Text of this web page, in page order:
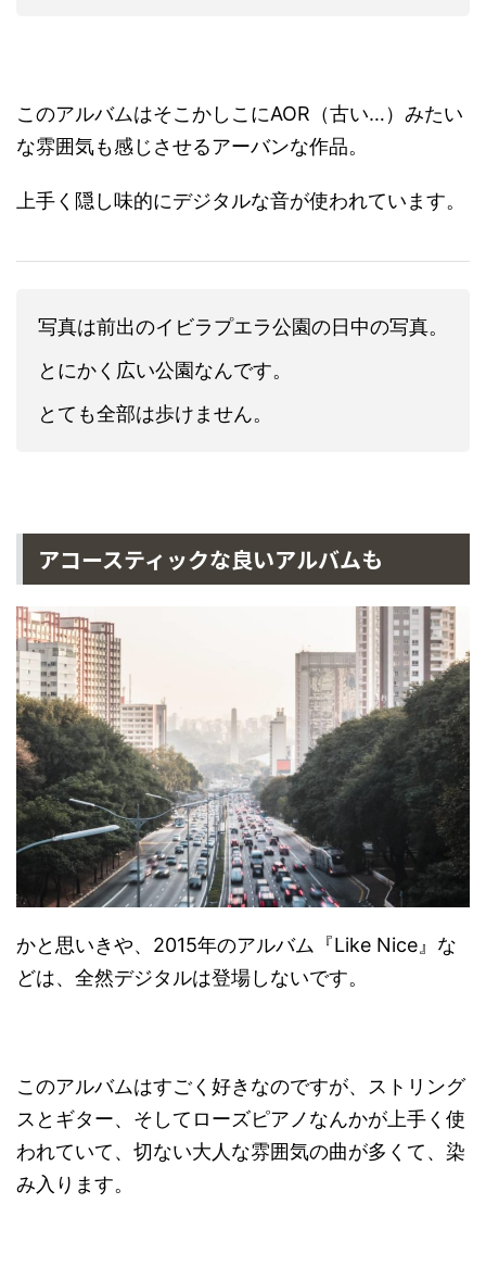
このアルバムはそこかしこにAOR（古い…）みたい
な雰囲気も感じさせるアーバンな作品。
上手く隠し味的にデジタルな音が使われています。
写真は前出のイビラプエラ公園の日中の写真。
とにかく広い公園なんです。
とても全部は歩けません。
アコースティックな良いアルバムも
かと思いきや、2015年のアルバム『Like Nice』な
どは、全然デジタルは登場しないです。
このアルバムはすごく好きなのですが、ストリング
スとギター、そしてローズピアノなんかが上手く使
われていて、切ない大人な雰囲気の曲が多くて、染
み入ります。